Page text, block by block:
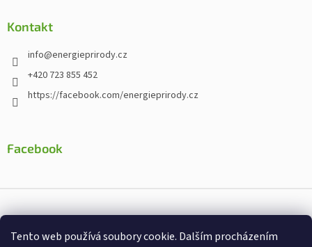
Tento web používá soubory cookie. Dalším procházením
Kontakt
info@energieprirody.cz
+420 723 855 452
https://facebook.com/energieprirody.cz
Facebook
Nakodoval:Štefan Mazáň